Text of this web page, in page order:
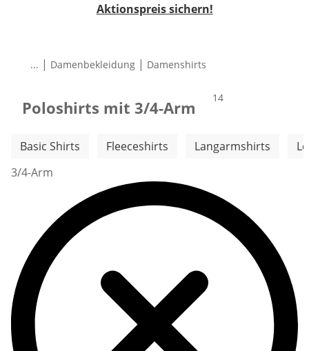
Aktionspreis sichern!
... | Damenbekleidung | Damenshirts
Poloshirts mit 3/4-Arm Produkte
14
Weitere Kategorien überspringen
Basic Shirts Fleeceshirts Langarmshirts
3/4-Arm